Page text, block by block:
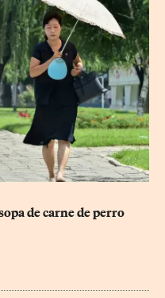
de carne de perro